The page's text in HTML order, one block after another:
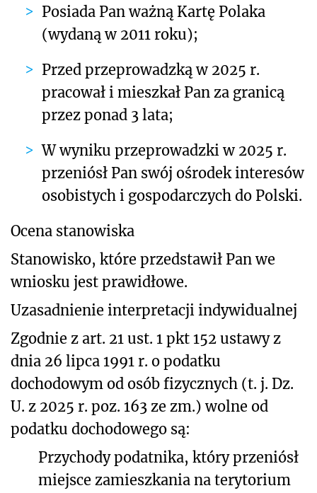
Posiada Pan ważną Kartę Polaka
(wydaną w 2011 roku);
Przed przeprowadzką w 2025 r.
pracował i mieszkał Pan za granicą
przez ponad 3 lata;
W wyniku przeprowadzki w 2025 r.
przeniósł Pan swój ośrodek interesów
osobistych i gospodarczych do Polski.
Ocena stanowiska
Stanowisko, które przedstawił Pan we
wniosku jest prawidłowe.
Uzasadnienie interpretacji indywidualnej
Zgodnie z art. 21 ust. 1 pkt 152 ustawy z
dnia 26 lipca 1991 r. o podatku
dochodowym od osób fizycznych (t. j. Dz.
U. z 2025 r. poz. 163 ze zm.) wolne od
podatku dochodowego są:
Przychody podatnika, który przeniósł
miejsce zamieszkania na terytorium